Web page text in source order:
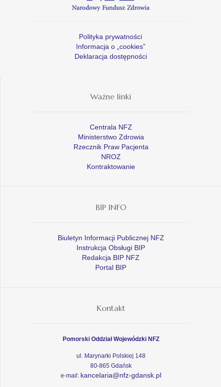
Polityka prywatności
Informacja o „cookies”
Deklaracja dostępności
Ważne linki
Centrala NFZ
Ministerstwo Zdrowia
Rzecznik Praw Pacjenta
NROZ
Kontraktowanie
BIP INFO
Biuletyn Informacji Publicznej NFZ
Instrukcja Obsługi BIP
Redakcja BIP NFZ
Portal BIP
Kontakt
Pomorski Oddział Wojewódzki NFZ
ul. Marynarki Polskiej 148
80-865 Gdańsk
e-mail: kancelaria@nfz-gdansk.pl